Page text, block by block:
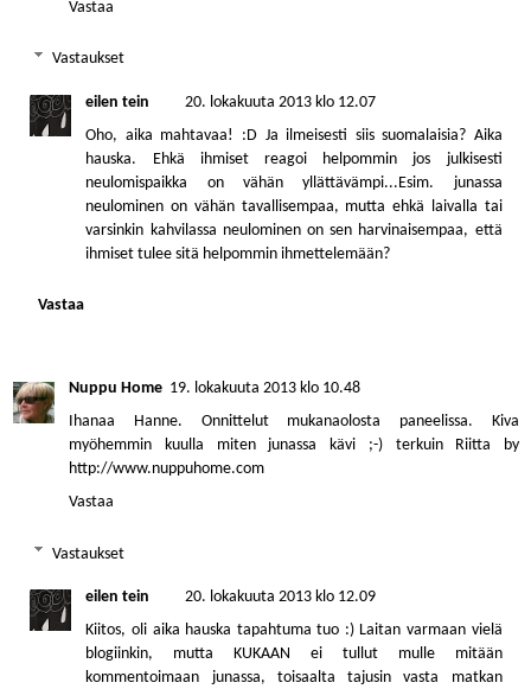
Vastaa
Vastaukset
eilen tein
20. lokakuuta 2013 klo 12.07
Oho, aika mahtavaa! :D Ja ilmeisesti siis suomalaisia? Aika
hauska. Ehkä ihmiset reagoi helpommin jos julkisesti
neulomispaikka on vähän yllättävämpi...Esim. junassa
neulominen on vähän tavallisempaa, mutta ehkä laivalla tai
varsinkin kahvilassa neulominen on sen harvinaisempaa, että
ihmiset tulee sitä helpommin ihmettelemään?
Vastaa
Nuppu Home 19. lokakuuta 2013 klo 10.48
Ihanaa Hanne. Onnittelut mukanaolosta paneelissa. Kiva
myöhemmin kuulla miten junassa kävi ;-) terkuin Riitta by
http://www.nuppuhome.com
Vastaa
Vastaukset
eilen tein
20. lokakuuta 2013 klo 12.09
Kiitos, oli aika hauska tapahtuma tuo :) Laitan varmaan vielä
blogiinkin, mutta KUKAAN ei tullut mulle mitään
kommentoimaan junassa, toisaalta tajusin vasta matkan